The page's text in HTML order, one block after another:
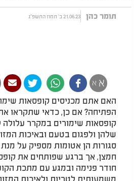
תומר כהן 21.06.23 ב' תמוז התשפ"ג
א א
האם אתם מכניסים קופסאות
הפתיחה? אם כן, כדאי שתקראו
קופסאות שימורים במקרר עלולה
שלהן ולפגום בטעם ובאיכות
סגורות הן אטומות מספיק על
חמצן, אך ברגע שפותחים את
חודר פנימה ובמגע עם מתכת
משמעותית לטריות ולאיכות